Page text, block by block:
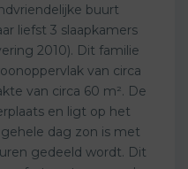
buurt
liefst 3 slaapkamers
2010). Dit familie
van circa
van circa 60 m². De
en ligt op het
dag zon is met
gedeeld wordt. Dit